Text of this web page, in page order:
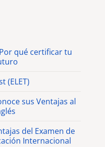
qué certificar tu
(ELET)
sus Ventajas al
del Examen de
Internacional